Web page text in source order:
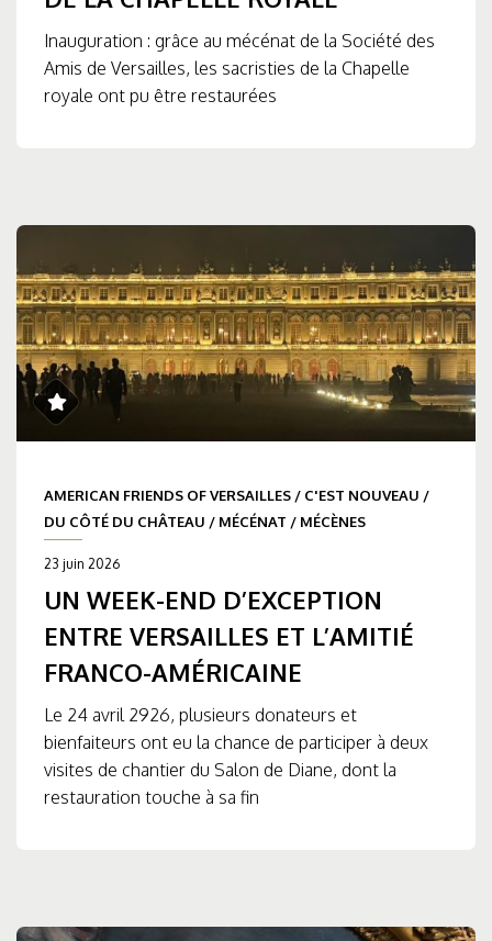
Inauguration : grâce au mécénat de la Société des
Amis de Versailles, les sacristies de la Chapelle
royale ont pu être restaurées
AMERICAN FRIENDS OF VERSAILLES / C'EST NOUVEAU /
DU CÔTÉ DU CHÂTEAU / MÉCÉNAT / MÉCÈNES
23 juin 2026
UN WEEK-END D’EXCEPTION
ENTRE VERSAILLES ET L’AMITIÉ
FRANCO-AMÉRICAINE
Le 24 avril 2926, plusieurs donateurs et
bienfaiteurs ont eu la chance de participer à deux
visites de chantier du Salon de Diane, dont la
restauration touche à sa fin